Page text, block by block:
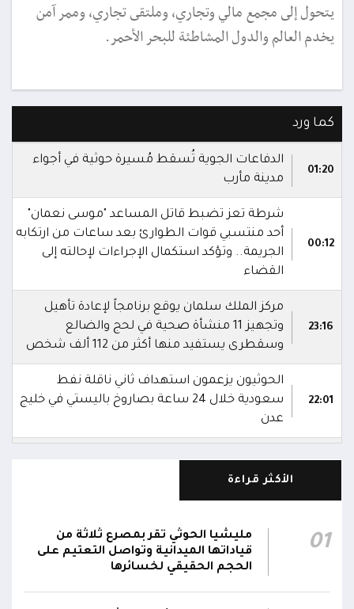
يتحول إلى مجمع مالي وتجاري، وملتقى تجاري، وممر آمن
يخدم العالم والدول المشاطئة للبحر الأحمر.
كما ورد
01:20
الدفاعات الجوية تُسقط مُسيرة حوثية في أجواء
مدينة مأرب
00:12
شرطة تعز تضبط قاتل المساعد "موسى نعمان"
أحد منتسبي قوات الطوارئ بعد ساعات من ارتكابه
الجريمة.. وتؤكد استكمال الإجراءات لإحالته إلى
القضاء
23:16
مركز الملك سلمان يوقع برنامجاً لإعادة تأهيل
وتجهيز 11 منشأة صحية في لحج والضالع
وسقطرى يستفيد منها أكثر من 112 ألف شخص
22:01
الحوثيون يزعمون استهداف ثاني ناقلة نفط
سعودية خلال 24 ساعة بصاروخ باليستي في خليج
عدن
الانتهاء وإمدادات الغاز ستعود تدريجياً لتغطية
رئيس مجلس القيادة يُصدر قراراً بتعيين يحيى
محمد كزمان وكيلاً لقطاع الأمن الداخلي، وأحمد
سعد السقطري وكيلاً لقطاع الأمن الخارجي؛ في
الأكثر قراءة
01
مليشيا الحوثي تقر بمصرع ثلاثة من
قياداتها الميدانية وتواصل التعتيم على
الحجم الحقيقي لخسائرها